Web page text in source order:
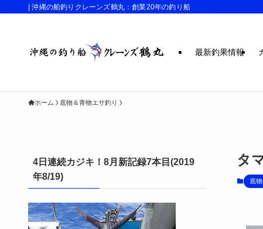
| 沖縄の船釣りクレーンズ鶴丸：創業20年の釣り船
最新釣果情報
ホーム 底物＆青物エサ釣り
タ
底
4日連続カジキ！8月新記録7本目(2019
年8/19)